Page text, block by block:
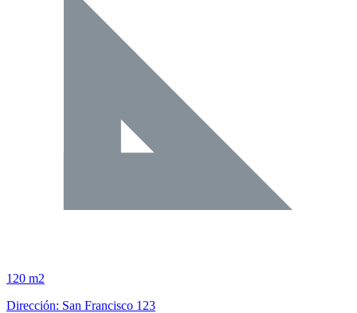
120 m2
Dirección: San Francisco 123